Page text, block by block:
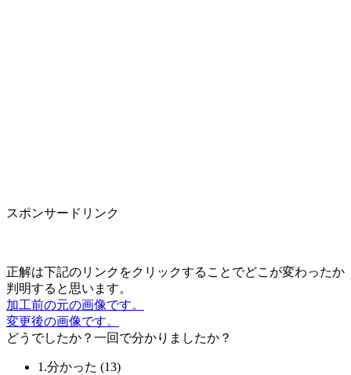
スポンサードリンク
正解は下記のリンクをクリックすることでどこが変わったか
判明すると思います。
加工前の元の画像です。
変更後の画像です。
どうでしたか？一回で分かりましたか？
1.分かった (13)